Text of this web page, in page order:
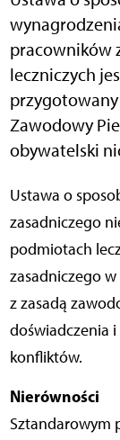
pracowników
leczniczych
Zawodowy
obywatelski
Ustawa o sposobie ustalania najniższego wynagrodzenia
zasadniczego
podmiotach
zasadniczego
z zasadą
doświadczenia
konfliktów.
Nierówności
Sztandarowym